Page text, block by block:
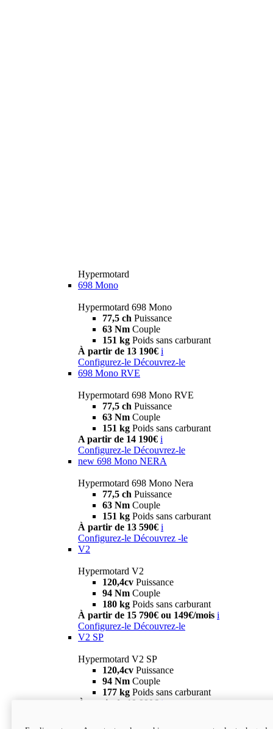
Hypermotard
698 Mono
Hypermotard 698 Mono
77,5 ch Puissance
63 Nm Couple
151 kg Poids sans carburant
À partir de 13 190€ i
Configurez-le Découvrez-le
698 Mono RVE
Hypermotard 698 Mono RVE
77,5 ch Puissance
63 Nm Couple
151 kg Poids sans carburant
A partir de 14 190€ i
Configurez-le Découvrez-le
new 698 Mono NERA
Hypermotard 698 Mono Nera
77,5 ch Puissance
63 Nm Couple
151 kg Poids sans carburant
À partir de 13 590€ i
Configurez-le Découvrez -le
V2
Hypermotard V2
120,4cv Puissance
94 Nm Couple
180 kg Poids sans carburant
À partir de 15 790€ ou 149€/mois i
Configurez-le Découvrez-le
V2 SP
Hypermotard V2 SP
120,4cv Puissance
94 Nm Couple
177 kg Poids sans carburant
À partir de 19 990€ i
new
V2 SP 100